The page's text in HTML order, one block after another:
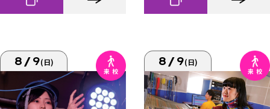
8/9(日) 8/9(日)